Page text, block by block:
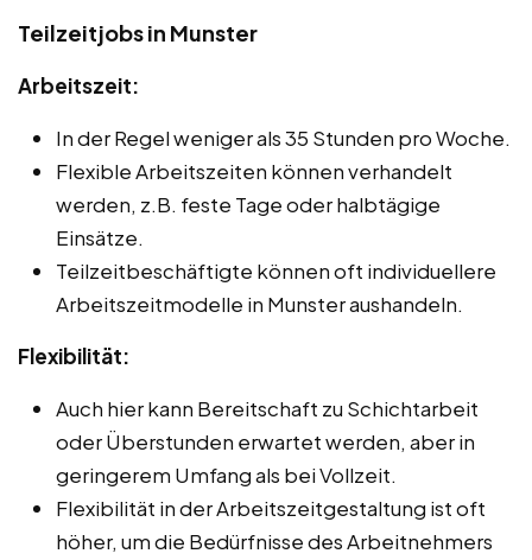
Teilzeitjobs in Munster
Arbeitszeit:
In der Regel weniger als 35 Stunden pro Woche.
Flexible Arbeitszeiten können verhandelt
werden, z.B. feste Tage oder halbtägige
Einsätze.
Teilzeitbeschäftigte können oft individuellere
Arbeitszeitmodelle in Munster aushandeln.
Flexibilität:
Auch hier kann Bereitschaft zu Schichtarbeit
oder Überstunden erwartet werden, aber in
geringerem Umfang als bei Vollzeit.
Flexibilität in der Arbeitszeitgestaltung ist oft
höher, um die Bedürfnisse des Arbeitnehmers